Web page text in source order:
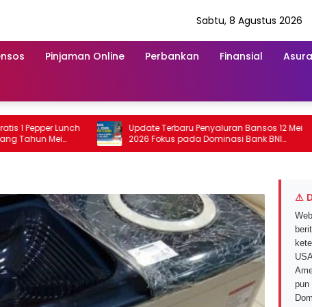
Sabtu, 8 Agustus 2026
Pinjaman Online Perbankan Finansial
Lunch
Mei
Update Terbaru Penyaluran Bansos 12 Mei
2026 Fokus pada Dominasi Bank BNI
serta Struk BRI
⚠
pun